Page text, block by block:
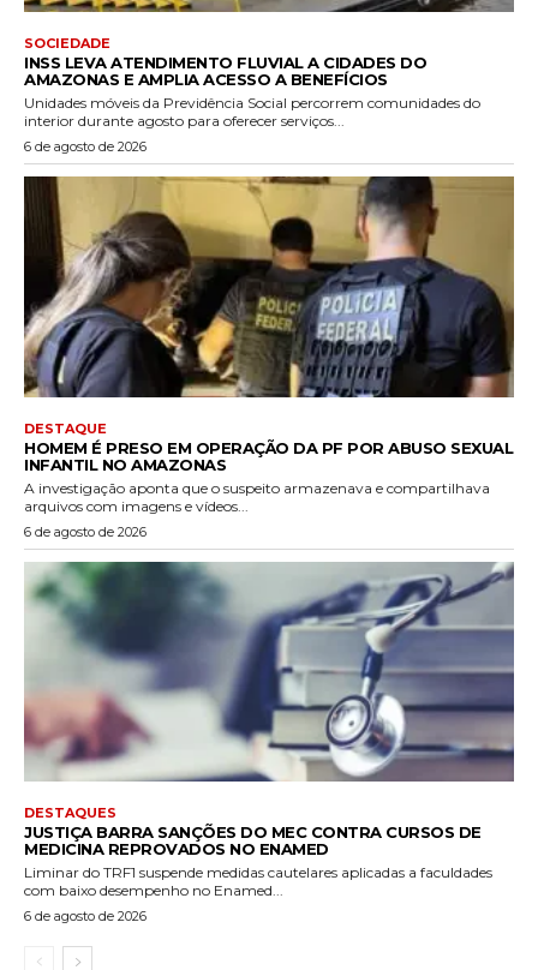
SOCIEDADE
INSS LEVA ATENDIMENTO FLUVIAL A CIDADES DO
AMAZONAS E AMPLIA ACESSO A BENEFÍCIOS
Unidades móveis da Previdência Social percorrem comunidades do
interior durante agosto para oferecer serviços...
6 de agosto de 2026
DESTAQUE
HOMEM É PRESO EM OPERAÇÃO DA PF POR ABUSO SEXUAL
INFANTIL NO AMAZONAS
A investigação aponta que o suspeito armazenava e compartilhava
arquivos com imagens e vídeos...
6 de agosto de 2026
DESTAQUES
JUSTIÇA BARRA SANÇÕES DO MEC CONTRA CURSOS DE
MEDICINA REPROVADOS NO ENAMED
Liminar do TRF1 suspende medidas cautelares aplicadas a faculdades
com baixo desempenho no Enamed...
6 de agosto de 2026